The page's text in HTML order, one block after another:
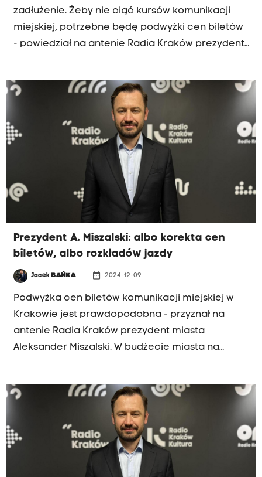
zadłużenie. Żeby nie ciąć kursów komunikacji
miejskiej, potrzebne będę podwyżki cen biletów
- powiedział na antenie Radia Kraków prezydent
raczej ceny biletów okresowych, bo ceny
biletów jednorazowych już są wysokie, jedne z
najwyższych w Polsce. Miasto prowadzi też
analizy w sprawie zmian dotyczących pobierania
opłat. To prawdopodobnie nie będą jedyne
podwyżki, jakie czekają krakowian. Więcej trzeba
będzie też zapłacić za wywóz śmieci, zwłaszcza
że pojawia się nowa frakcja - tekstylna. Na razie
nie wiadomo jednak, jak duże będą te podwyżki i
kiedy zostaną wprowadzone.
Prezydent A. Miszalski: albo korekta cen
biletów, albo rozkładów jazdy
Jacek BAŃKA date_range 2024-12-09
Podwyżka cen biletów komunikacji miejskiej w
Krakowie jest prawdopodobna - przyznał na
antenie Radia Kraków prezydent miasta
Aleksander Miszalski. W budżecie miasta na
pasażerów czeka korekta cen biletów albo
korekta rozkładu jazdy. Tramwaje i autobusy
jeździłyby rzadziej" - mówił prezydent Miszalski w
porannej rozmowie Radia Kraków.